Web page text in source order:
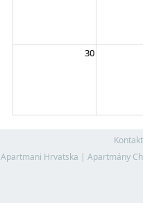
30
Kontakt
Apartmani Hrvatska | Apartmány